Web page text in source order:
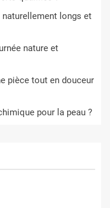
longs et
nature et
pièce tout en douceur
pour la peau ?